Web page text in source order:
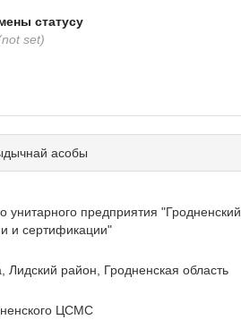
статусу
set)
асобы
унитарного предприятия "Гродненский
и сертификации"
район, Гродненская область
ЦСМС